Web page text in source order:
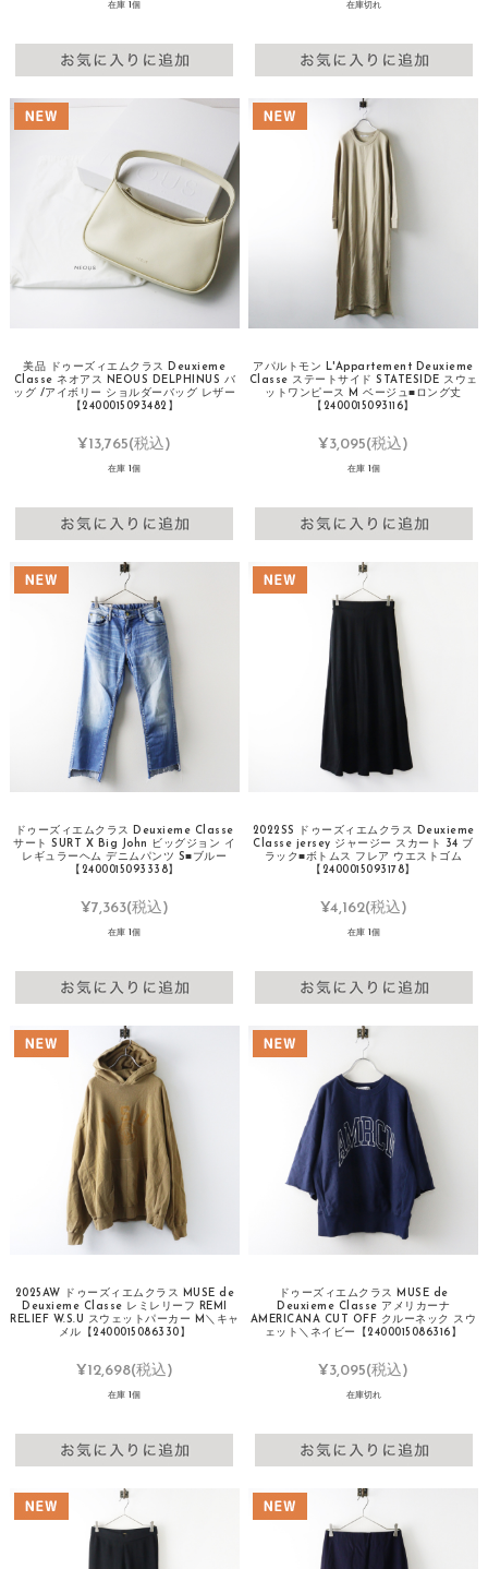
在庫 1個 在庫切れ
美品 ドゥーズィエムクラス Deuxieme
Classe ネオアス NEOUS DELPHINUS バ
ッグ /アイボリー ショルダーバッグ レザー
【2400015093482】
¥13,765(税込)
在庫 1個
アパルトモン L'Appartement Deuxieme
Classe ステートサイド STATESIDE スウェ
ットワンピース M ベージュ■ロング丈
【2400015093116】
¥3,095(税込)
在庫 1個
ドゥーズィエムクラス Deuxieme Classe
サート SURT X Big John ビッグジョン イ
レギュラーヘム デニムパンツ S■ブルー
【2400015093338】
¥7,363(税込)
在庫 1個
2022SS ドゥーズィエムクラス Deuxieme
Classe jersey ジャージー スカート 34 ブ
ラック■ボトムス フレア ウエストゴム
【2400015093178】
¥4,162(税込)
在庫 1個
2025AW ドゥーズィエムクラス MUSE de
Deuxieme Classe レミレリーフ REMI
RELIEF W.S.U スウェットパーカー M＼キャ
メル【2400015086330】
¥12,698(税込)
在庫 1個
ドゥーズィエムクラス MUSE de
Deuxieme Classe アメリカーナ
AMERICANA CUT OFF クルーネック スウ
ェット＼ネイビー【2400015086316】
¥3,095(税込)
在庫切れ